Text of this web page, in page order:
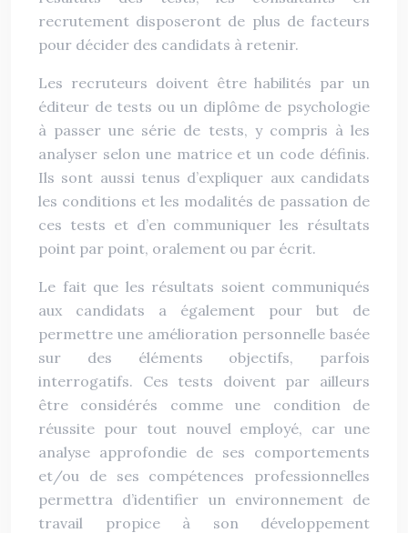
recrutement disposeront de plus de facteurs
pour décider des candidats à retenir.
Les recruteurs doivent être habilités par un
éditeur de tests ou un diplôme de psychologie
à passer une série de tests, y compris à les
analyser selon une matrice et un code définis.
Ils sont aussi tenus d’expliquer aux candidats
les conditions et les modalités de passation de
ces tests et d’en communiquer les résultats
point par point, oralement ou par écrit.
Le fait que les résultats soient communiqués
aux candidats a également pour but de
permettre une amélioration personnelle basée
sur des éléments objectifs, parfois
interrogatifs. Ces tests doivent par ailleurs
être considérés comme une condition de
réussite pour tout nouvel employé, car une
analyse approfondie de ses comportements
et/ou de ses compétences professionnelles
permettra d’identifier un environnement de
travail propice à son développement